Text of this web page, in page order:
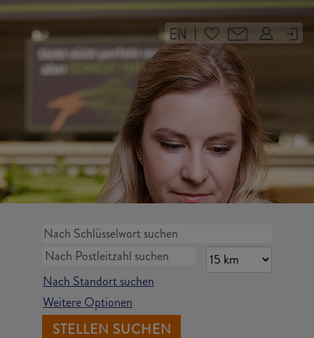
|
Nach Standort suchen
Weitere Optionen